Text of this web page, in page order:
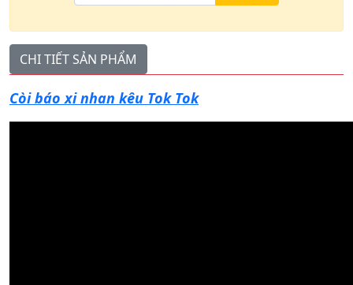
CHI TIẾT SẢN PHẨM
Còi báo xi nhan kêu Tok Tok